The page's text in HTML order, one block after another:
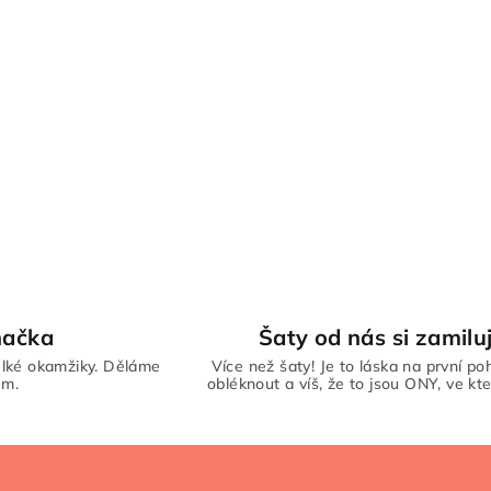
okamžiky. Děláme
Šaty od nás si
Více než šaty! Je to láska na první
obléknout a víš, že to jsou ONY, ve